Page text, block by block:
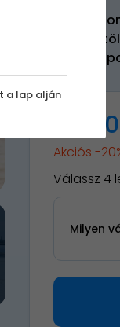
96
Akciós -
Válassz 4
Milyen
a lap alján